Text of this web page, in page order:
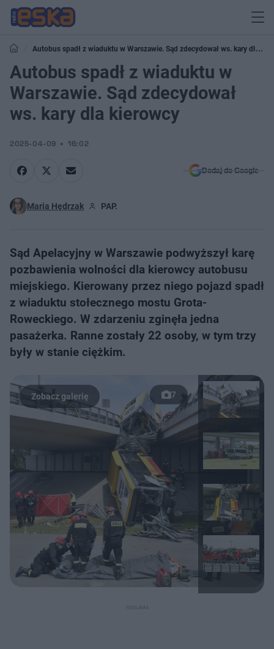
Autobus spadł z wiaduktu w Warszawie. Sąd zdecydował ws. kary dla
kierowcy
Autobus spadł z wiaduktu w
Warszawie. Sąd zdecydował
ws. kary dla kierowcy
2025-04-09 16:02
Dodaj do Google
Maria Hędrzak PAP.
Sąd Apelacyjny w Warszawie podwyższył karę
pozbawienia wolności dla kierowcy autobusu
miejskiego. Kierowany przez niego pojazd spadł
z wiaduktu stołecznego mostu Grota-
Roweckiego. W zdarzeniu zginęła jedna
pasażerka. Ranne zostały 22 osoby, w tym trzy
były w stanie ciężkim.
7